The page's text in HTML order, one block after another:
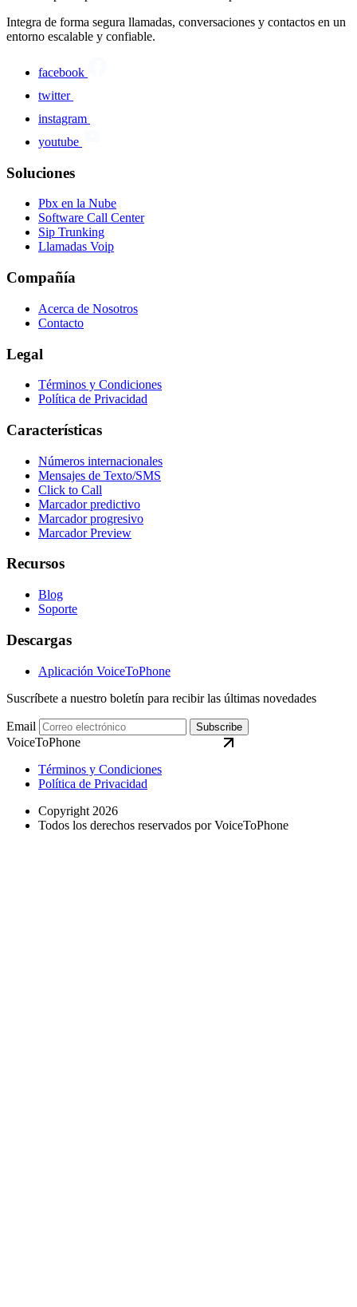
Integra de forma segura llamadas, conversaciones y contactos en un
entorno escalable y confiable.
facebook
twitter
instagram
youtube
Soluciones
Pbx en la Nube
Software Call Center
Sip Trunking
Llamadas Voip
Compañía
Acerca de Nosotros
Contacto
Legal
Términos y Condiciones
Política de Privacidad
Características
Números internacionales
Mensajes de Texto/SMS
Click to Call
Marcador predictivo
Marcador progresivo
Marcador Preview
Recursos
Blog
Soporte
Descargas
Aplicación VoiceToPhone
Suscríbete a nuestro boletín para recibir las últimas novedades
Email Subscribe
VoiceToPhone
Términos y Condiciones
Política de Privacidad
Copyright 2026
Todos los derechos reservados por VoiceToPhone